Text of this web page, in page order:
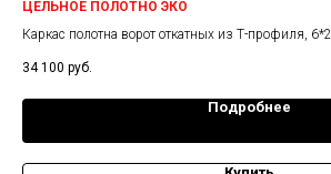
ЦЕЛЬНОЕ ПОЛОТНО ЭКО
Каркас полотна ворот откатных из Т-профиля,
34 100 руб.
Подробнее